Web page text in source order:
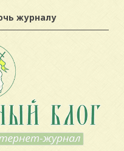
журналу